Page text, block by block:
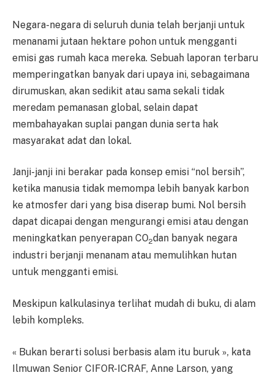
Negara-negara di seluruh dunia telah berjanji untuk
menanami jutaan hektare pohon untuk mengganti
emisi gas rumah kaca mereka. Sebuah laporan terbaru
memperingatkan banyak dari upaya ini, sebagaimana
dirumuskan, akan sedikit atau sama sekali tidak
meredam pemanasan global, selain dapat
membahayakan suplai pangan dunia serta hak
masyarakat adat dan lokal.
Janji-janji ini berakar pada konsep emisi “nol bersih”,
ketika manusia tidak memompa lebih banyak karbon
ke atmosfer dari yang bisa diserap bumi. Nol bersih
dapat dicapai dengan mengurangi emisi atau dengan
meningkatkan penyerapan CO2dan banyak negara
industri berjanji menanam atau memulihkan hutan
untuk mengganti emisi.
Meskipun kalkulasinya terlihat mudah di buku, di alam
lebih kompleks.
« Bukan berarti solusi berbasis alam itu buruk », kata
Ilmuwan Senior CIFOR-ICRAF, Anne Larson, yang